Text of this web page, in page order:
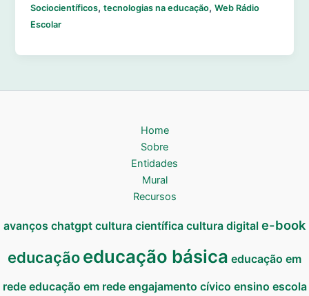
Sociocientíficos,tecnologias na educação,Web Rádio
Escolar
Home
Sobre
Entidades
Mural
Recursos
avanços chatgpt cultura científica cultura digital e-book
educaçãoeducação básica educação em
rede educação em rede engajamento cívico ensino escola